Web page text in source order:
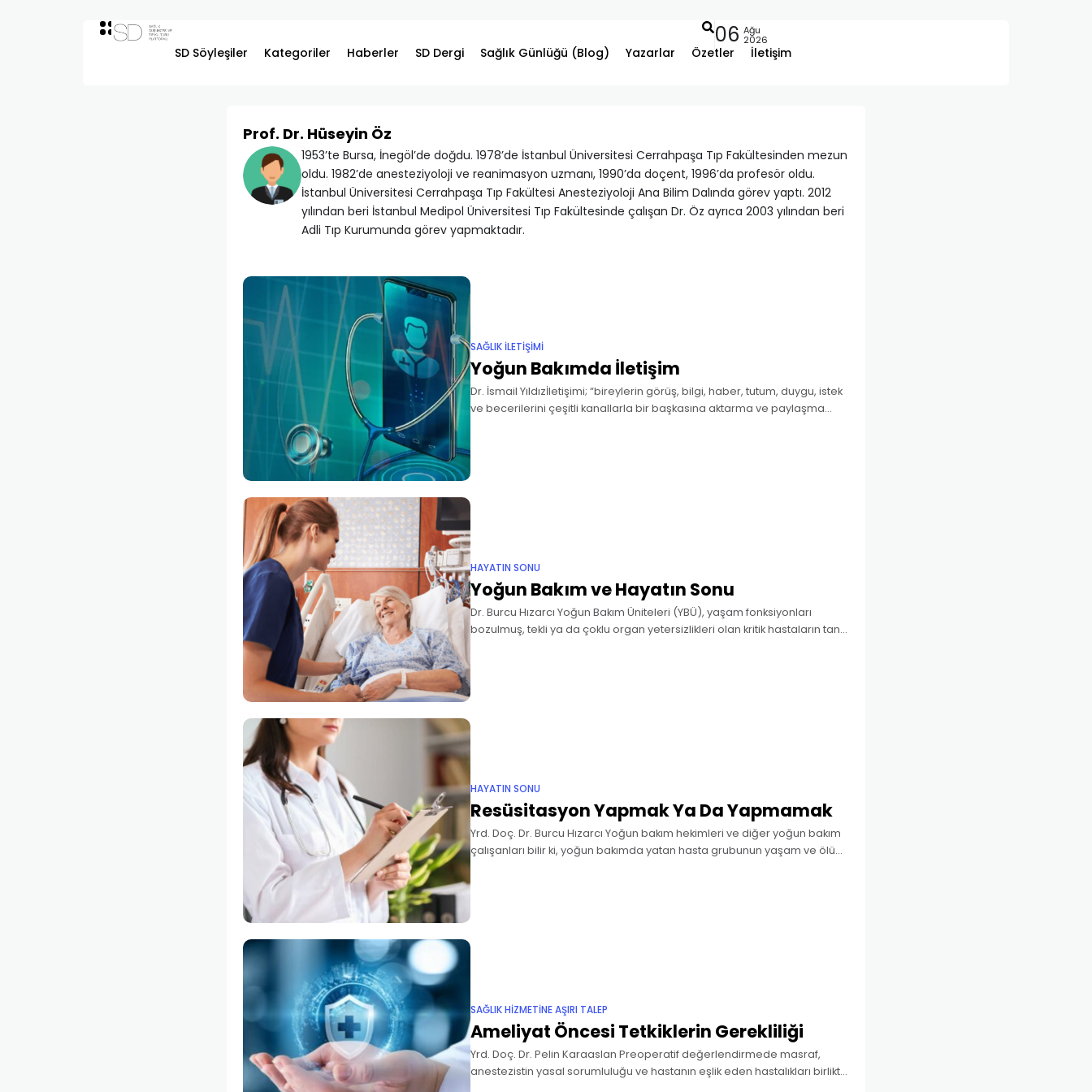
SD Söyleşiler Kategoriler Haberler SD Dergi Sağlık Günlüğü (Blog) Yazarlar Özetler İletişim
06 Ağu
2026
Prof. Dr. Hüseyin Öz
1953’te Bursa, İnegöl’de doğdu. 1978’de İstanbul Üniversitesi Cerrahpaşa Tıp Fakültesinden mezun
oldu. 1982’de anesteziyoloji ve reanimasyon uzmanı, 1990’da doçent, 1996’da profesör oldu.
İstanbul Üniversitesi Cerrahpaşa Tıp Fakültesi Anesteziyoloji Ana Bilim Dalında görev yaptı. 2012
yılından beri İstanbul Medipol Üniversitesi Tıp Fakültesinde çalışan Dr. Öz ayrıca 2003 yılından beri
Adli Tıp Kurumunda görev yapmaktadır.
SAĞLIK İLETİŞİMİ
Yoğun Bakımda İletişim
Dr. İsmail Yıldızİletişimi; “bireylerin görüş, bilgi, haber, tutum, duygu, istek
ve becerilerini çeşitli kanallarla bir başkasına aktarma ve paylaşma
HAYATIN SONU
Yoğun Bakım ve Hayatın Sonu
Dr. Burcu Hızarcı Yoğun Bakım Üniteleri (YBÜ), yaşam fonksiyonları
bozulmuş, tekli ya da çoklu organ yetersizlikleri olan kritik hastaların tanı,
çalıştığı, özel
HAYATIN SONU
Resüsitasyon Yapmak Ya Da Yapmamak
Yrd. Doç. Dr. Burcu Hızarcı Yoğun bakım hekimleri ve diğer yoğun bakım
çalışanları bilir ki, yoğun bakımda yatan hasta grubunun yaşam ve ölüm
sınırları arasında belli belirsiz bir hat vardır.
SAĞLIK HİZMETİNE AŞIRI TALEP
Ameliyat Öncesi Tetkiklerin Gerekliliği
Yrd. Doç. Dr. Pelin Karaaslan Preoperatif değerlendirmede masraf,
anestezistin yasal sorumluluğu ve hastanın eşlik eden hastalıkları birlikte